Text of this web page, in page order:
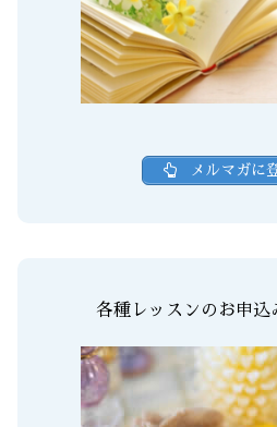
メルマガに
各種レッスンのお申込